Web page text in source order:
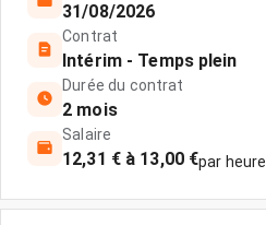
31/08/2026
Contrat
Intérim - Temps plein
Durée du contrat
2 mois
Salaire
12,31 € à 13,00 €par heure